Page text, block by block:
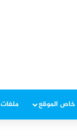
خاص الموقع